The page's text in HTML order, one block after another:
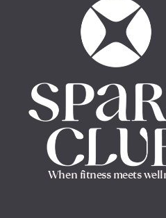
When fitness meets